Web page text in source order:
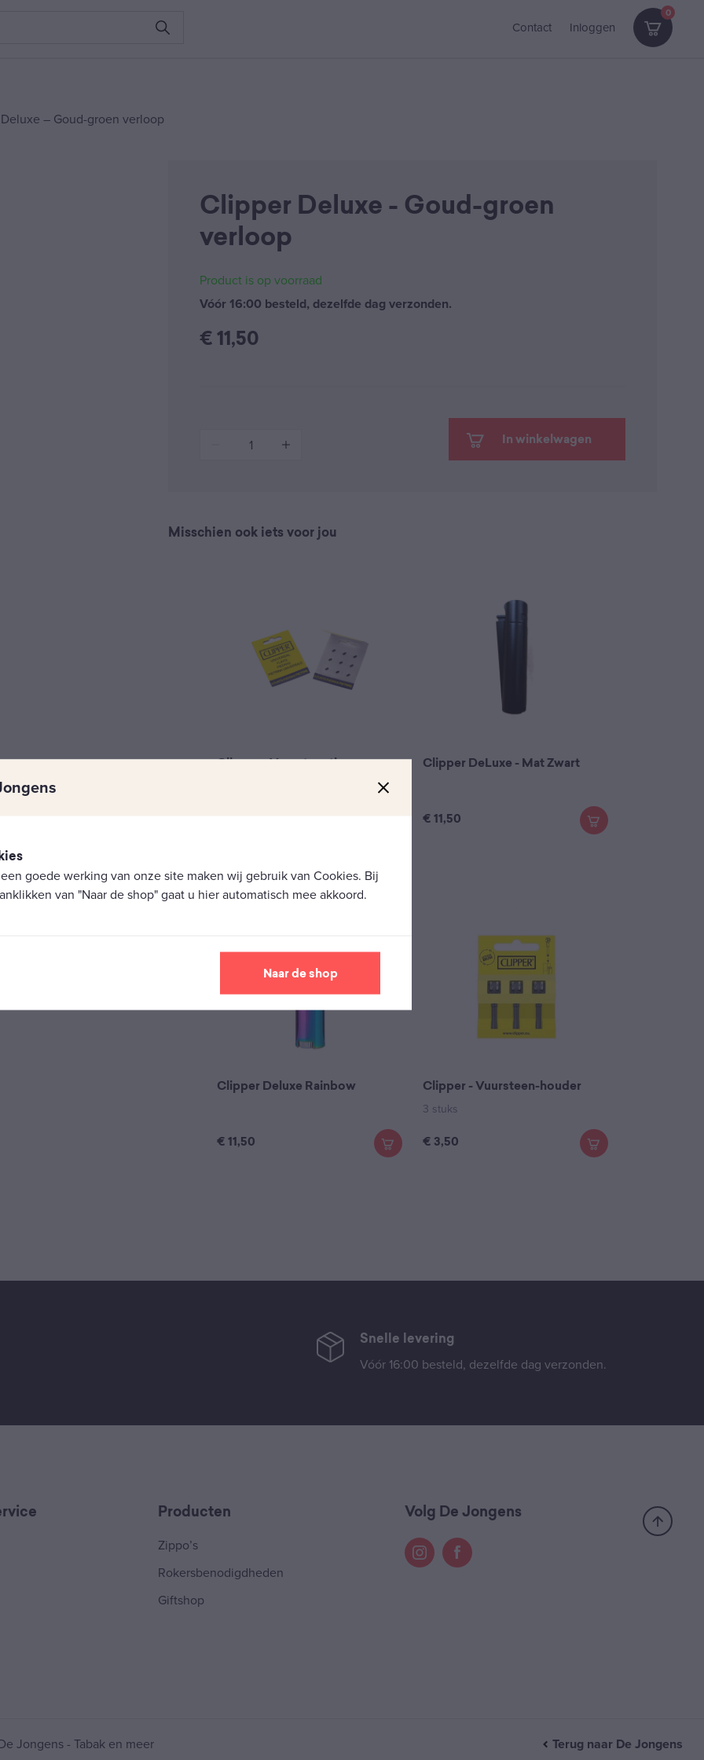
Contact Inloggen
0
– Goud-groen verloop
Clipper Deluxe - Goud-groen
verloop
Product is op voorraad
Vóór 16:00 besteld, dezelfde dag verzonden.
€ 11,50
1 In winkelwagen
Misschien ook iets voor jou
Clipper DeLuxe - Mat Zwart
€ 11,50
Clipper Deluxe Rainbow
€ 11,50
Clipper - Vuursteen-houder
3 stuks
€ 3,50
Snelle levering
Vóór 16:00 besteld, dezelfde dag verzonden.
Producten
Zippo’s
Rokersbenodigdheden
Giftshop
Volg De Jongens
Jongens - Tabak en meer Terug naar De Jongens
goede werking van onze site maken wij gebruik van Cookies. Bij
van "Naar de shop" gaat u hier automatisch mee akkoord.
Naar de shop